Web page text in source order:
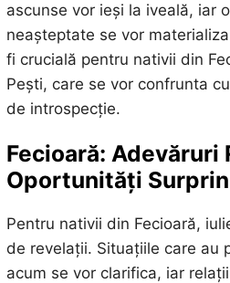
ascunse vor ieși la iveală, iar
neașteptate se vor
fi crucială pentru nativii din
Pești, care se vor confrunta
de introspecție.
Fecioară: Adevăruri
Oportunități
Pentru nativii din Fecioară,
de revelații. Situațiile care au
acum se vor clarifica, iar